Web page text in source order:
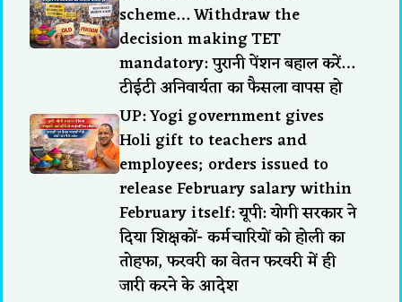
scheme… Withdraw the
decision making TET
mandatory: पुरानी पेंशन बहाल करें…
टीईटी अनिवार्यता का फैसला वापस हो
UP: Yogi government gives
Holi gift to teachers and
employees; orders issued to
release February salary within
February itself: यूपी: योगी सरकार ने
दिया शिक्षकों- कर्मचारियों को होली का
तोहफा, फरवरी का वेतन फरवरी में ही
जारी करने के आदेश